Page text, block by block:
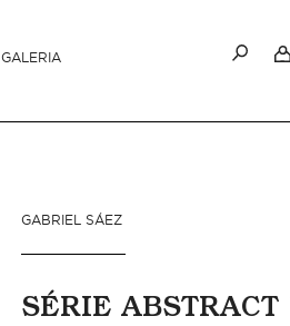
GALERIA
GABRIEL SÁEZ
SÉRIE ABSTRACT